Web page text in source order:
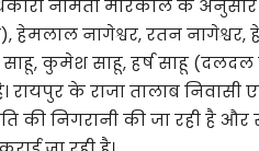
नमिता मारकोले के अनुसार
हेमलाल नागेश्वर, रतन नागेश्वर,
साहू, कुमेश साहू, हर्ष साहू
रायपुर के राजा तालाब
की निगरानी की जा रही